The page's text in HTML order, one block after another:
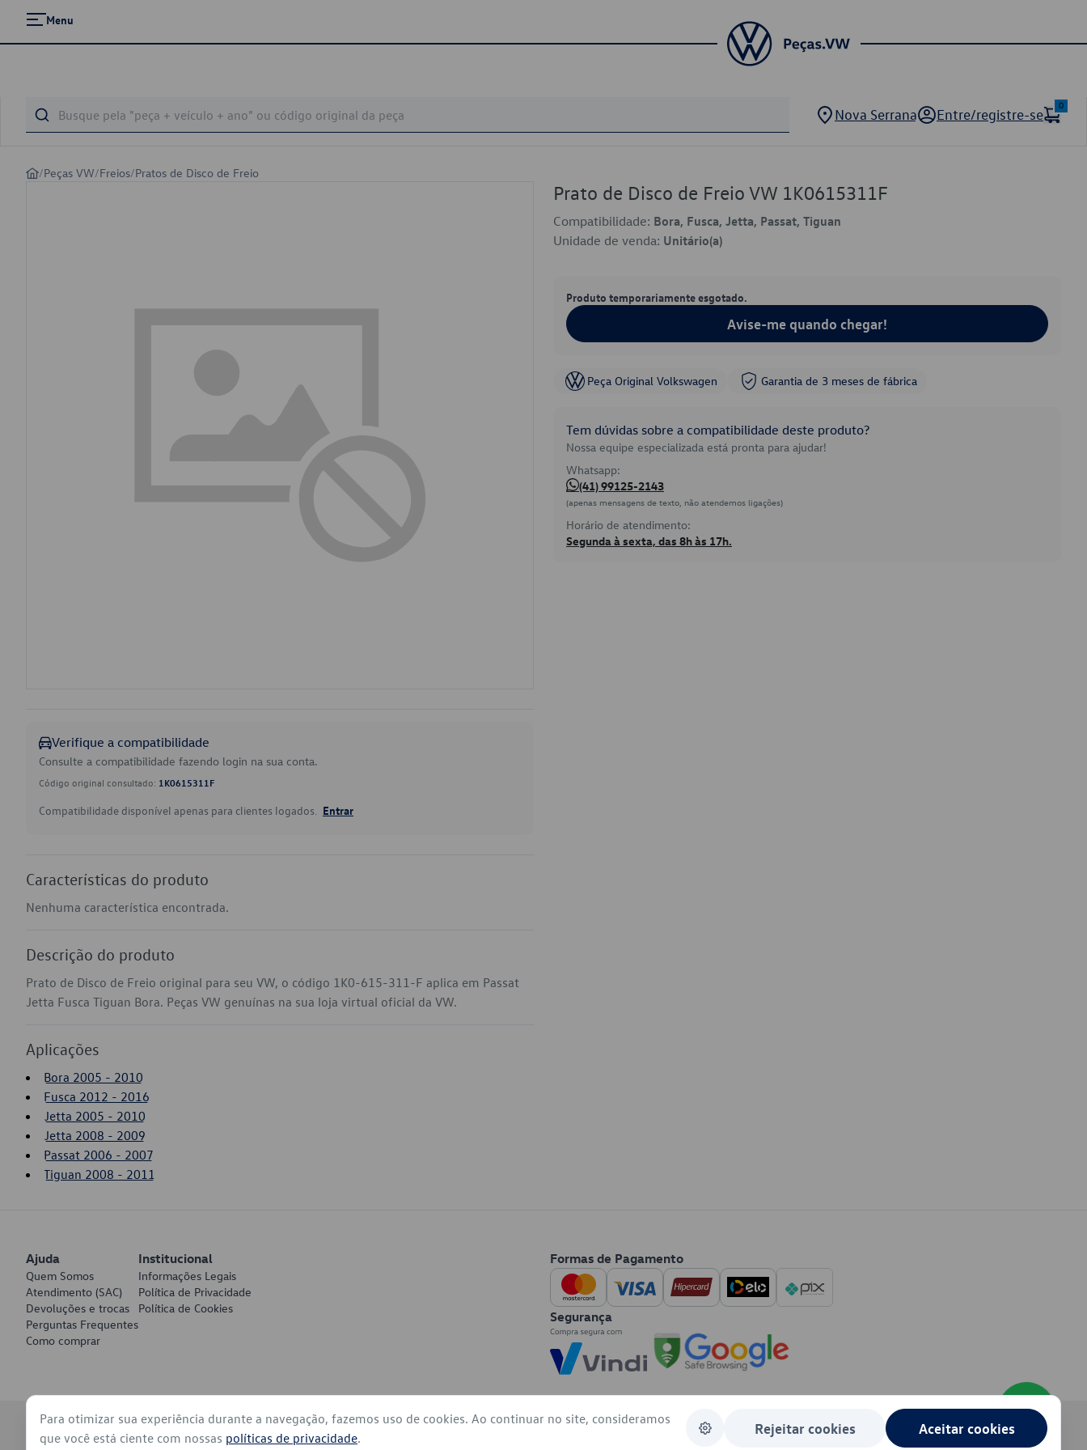
Menu
Nova Serrana Entre/registre-se
0
/Peças VW/Freios/Pratos de Disco de Freio
Verifique a compatibilidade
Consulte a compatibilidade fazendo login na sua conta.
Código original consultado: 1K0615311F
Compatibilidade disponível apenas para clientes logados. Entrar
Características do produto
Nenhuma característica encontrada.
Descrição do produto
Prato de Disco de Freio original para seu VW, o código 1K0-615-311-F aplica em Passat
Jetta Fusca Tiguan Bora. Peças VW genuínas na sua loja virtual oficial da VW.
Aplicações
Bora 2005 - 2010
Fusca 2012 - 2016
Jetta 2005 - 2010
Jetta 2008 - 2009
Passat 2006 - 2007
Tiguan 2008 - 2011
Prato de Disco de Freio VW 1K0615311F
Compatibilidade: Bora, Fusca, Jetta, Passat, Tiguan
Unidade de venda: Unitário(a)
Produto temporariamente esgotado.
Avise-me quando chegar!
Peça Original Volkswagen Garantia de 3 meses de fábrica
Tem dúvidas sobre a compatibilidade deste produto?
Nossa equipe especializada está pronta para ajudar!
Whatsapp:
(41) 99125-2143
(apenas mensagens de texto, não atendemos ligações)
Horário de atendimento:
Segunda à sexta, das 8h às 17h.
Ajuda
Quem Somos
Atendimento (SAC)
Devoluções e trocas
Perguntas Frequentes
Como comprar
Institucional
Informações Legais
Política de Privacidade
Política de Cookies
Formas de Pagamento
Segurança
© 2026 - Volkswagen do Brasil - Todos os direitos reservados
Para otimizar sua experiência durante a navegação, fazemos uso de cookies. Ao continuar no site, consideramos
que você está ciente com nossas políticas de privacidade.
Rejeitar cookies Aceitar cookies